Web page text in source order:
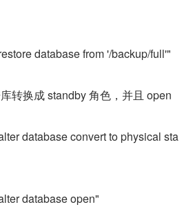
database from '/backup/full'"
转换成 standby 角色，并且 open
database convert to physical sta
database open"